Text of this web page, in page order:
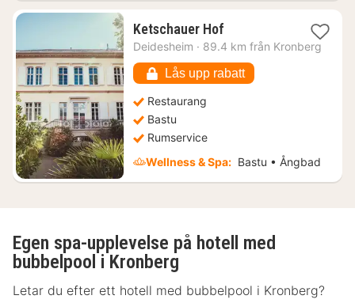
Ketschauer Hof1
natt
3223
kr.
Deidesheim · 89.4 km från Kronberg
Lås upp rabatt
Restaurang
Bastu
Rumservice
Wellness & Spa: Bastu • Ångbad
Egen spa-upplevelse på hotell med
bubbelpool i Kronberg
Letar du efter ett hotell med bubbelpool i Kronberg?